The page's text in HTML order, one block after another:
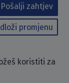
Pošalji zahtjev
promjenu
koristiti za